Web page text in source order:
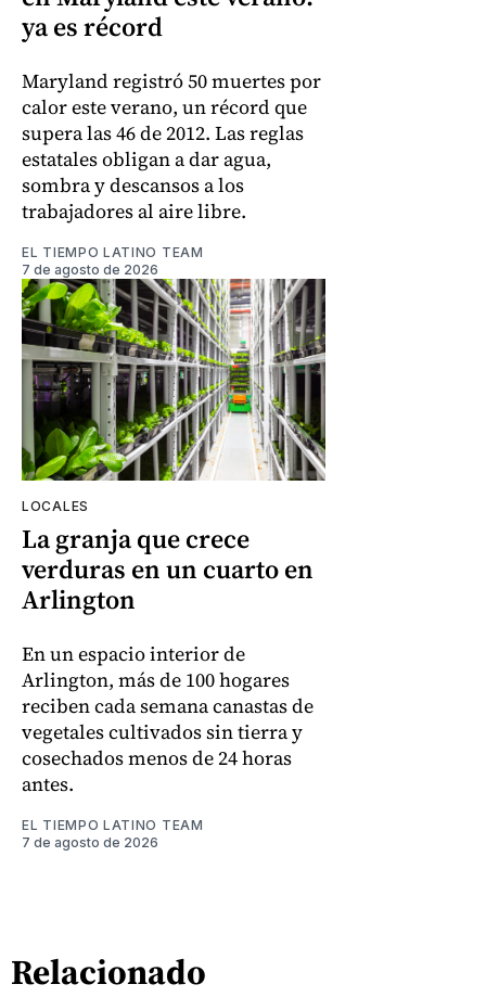
ya es récord
Maryland registró 50 muertes por
calor este verano, un récord que
supera las 46 de 2012. Las reglas
estatales obligan a dar agua,
sombra y descansos a los
trabajadores al aire libre.
EL TIEMPO LATINO TEAM
7 de agosto de 2026
LOCALES
La granja que crece
verduras en un cuarto en
Arlington
En un espacio interior de
Arlington, más de 100 hogares
reciben cada semana canastas de
vegetales cultivados sin tierra y
cosechados menos de 24 horas
antes.
EL TIEMPO LATINO TEAM
7 de agosto de 2026
Relacionado